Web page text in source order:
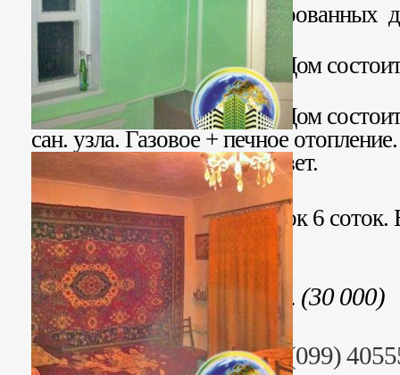
Продаются ДВА газифицированных
район Ближней горы.
1 дом площадью 44 кв. м. Дом
Газовое отопление.
2 дом площадью 47 кв. м. Дом состоит
сан. узла. Газовое + печное
коммуникации: газ, вода, свет.
Во дворе хоз. постройки.
Приватизированный участок 6 соток.
фруктовые деревья.
Стоимость: 810 000 грн. (30 000)
Риэлтор: Анна Юрьевна (099)